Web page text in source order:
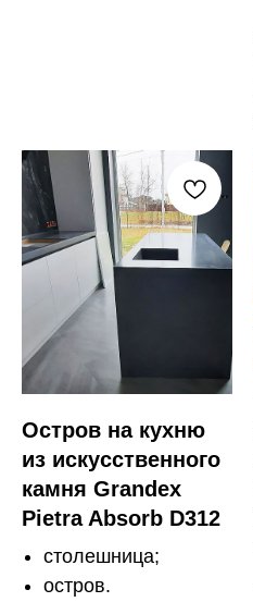
Остров на кухню
из искусственного
камня Grandex
Pietra Absorb D312
столешница;
остров.